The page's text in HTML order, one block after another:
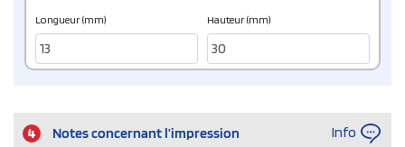
Longueur (mm) Hauteur (mm)
4 Notes concernant l’impression Info